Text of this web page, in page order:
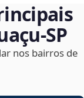
nos bairros de